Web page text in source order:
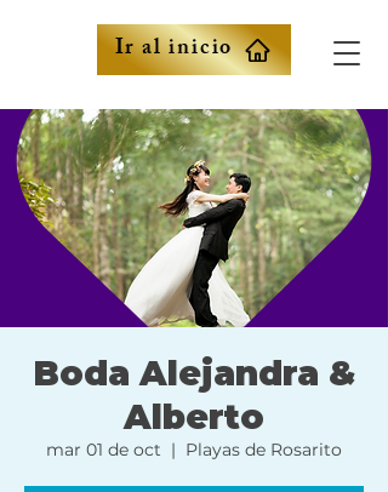
Ir al inicio
Boda Alejandra &
Alberto
mar 01 de oct
  |
Playas de Rosarito